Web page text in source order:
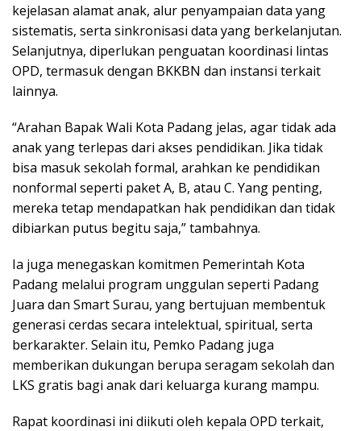
kejelasan alamat anak, alur penyampaian data yang
sistematis, serta sinkronisasi data yang berkelanjutan.
Selanjutnya, diperlukan penguatan koordinasi lintas
OPD, termasuk dengan BKKBN dan instansi terkait
lainnya.
“Arahan Bapak Wali Kota Padang jelas, agar tidak ada
anak yang terlepas dari akses pendidikan. Jika tidak
bisa masuk sekolah formal, arahkan ke pendidikan
nonformal seperti paket A, B, atau C. Yang penting,
mereka tetap mendapatkan hak pendidikan dan tidak
dibiarkan putus begitu saja,” tambahnya.
Ia juga menegaskan komitmen Pemerintah Kota
Padang melalui program unggulan seperti Padang
Juara dan Smart Surau, yang bertujuan membentuk
generasi cerdas secara intelektual, spiritual, serta
berkarakter. Selain itu, Pemko Padang juga
memberikan dukungan berupa seragam sekolah dan
LKS gratis bagi anak dari keluarga kurang mampu.
Rapat koordinasi ini diikuti oleh kepala OPD terkait,